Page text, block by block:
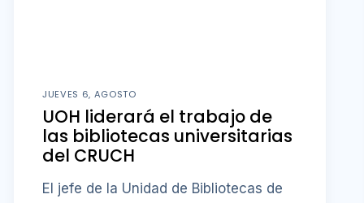
JUEVES 6, AGOSTO
UOH liderará el trabajo de
las bibliotecas universitarias
del CRUCH
El jefe de la Unidad de Bibliotecas de